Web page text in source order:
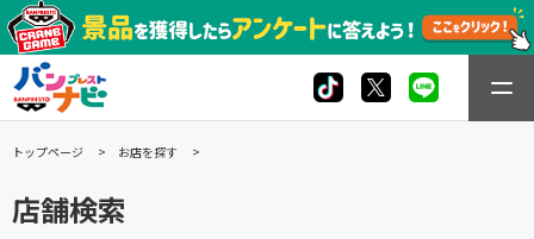
トップページ お店を探す
店舗検索